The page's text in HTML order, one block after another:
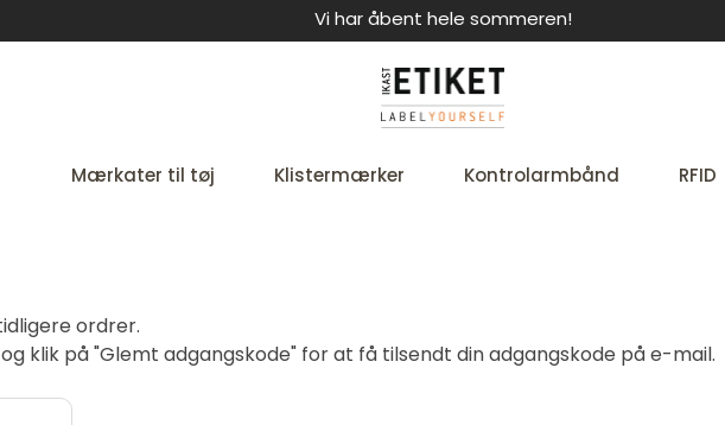
Vi har åbent hele sommeren!
Mærkater til tøj Klistermærker Kontrolarmbånd RFID
ordrer.
klik på "Glemt adgangskode" for at få tilsendt din adgangskode på e-mail.